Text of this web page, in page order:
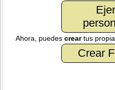
Ahora, puedescreartus
Crear